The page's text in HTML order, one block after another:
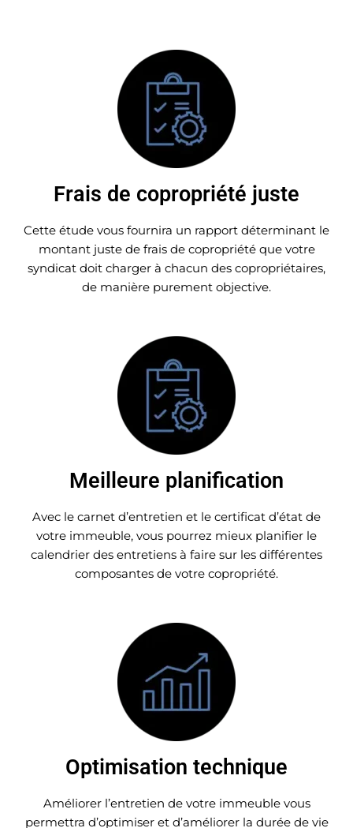
Frais de copropriété juste
Cette étude vous fournira un rapport déterminant le
montant juste de frais de copropriété que votre
syndicat doit charger à chacun des copropriétaires,
de manière purement objective.
Meilleure planification
Avec le carnet d’entretien et le certificat d’état de
votre immeuble, vous pourrez mieux planifier le
calendrier des entretiens à faire sur les différentes
composantes de votre copropriété.
Optimisation technique
Améliorer l’entretien de votre immeuble vous
permettra d’optimiser et d’améliorer la durée de vie